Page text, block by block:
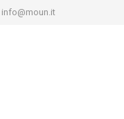
info@moun.it